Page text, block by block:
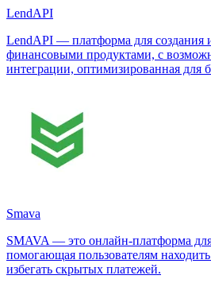
LendAPI
LendAPI — платформа для создания
финансовыми продуктами, с
интеграции, оптимизированная для
Smava
SMAVA — это онлайн-платформа
помогающая пользователям
избегать скрытых платежей.